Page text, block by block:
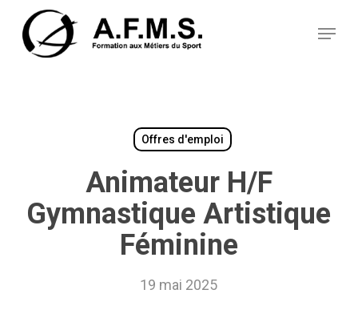
main
content
Menu
Offres d'emploi
Animateur H/F
Gymnastique Artistique
Féminine
19 mai 2025
Panneau de gestion des cookies